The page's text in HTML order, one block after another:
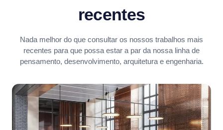
recentes
Nada melhor do que consultar os nossos trabalhos mais
recentes para que possa estar a par da nossa linha de
pensamento, desenvolvimento, arquitetura e engenharia.